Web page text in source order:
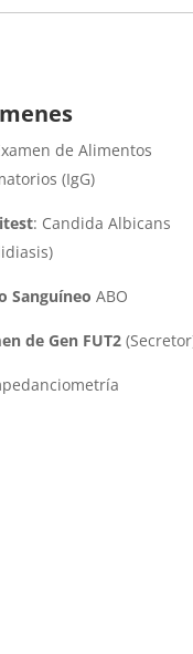
de Alimentos
(IgG)
: Candida Albicans
Sanguíneo ABO
de Gen FUT2